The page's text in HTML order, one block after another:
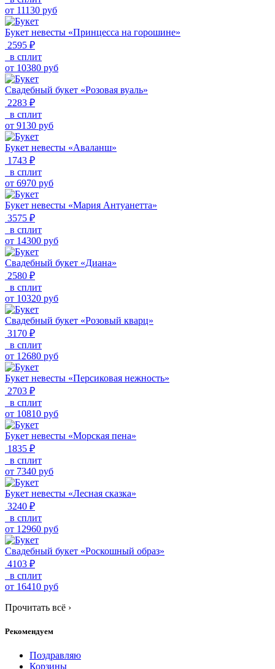
от 11130 руб
Букет невесты «Принцесса на горошине»
2595 ₽
в сплит
от 10380 руб
Свадебный букет «Розовая вуаль»
2283 ₽
в сплит
от 9130 руб
Букет невесты «Аваланш»
1743 ₽
в сплит
от 6970 руб
Букет невесты «Мария Антуанетта»
3575 ₽
в сплит
от 14300 руб
Свадебный букет «Диана»
2580 ₽
в сплит
от 10320 руб
Свадебный букет «Розовый кварц»
3170 ₽
в сплит
от 12680 руб
Букет невесты «Персиковая нежность»
2703 ₽
в сплит
от 10810 руб
Букет невесты «Морская пена»
1835 ₽
в сплит
от 7340 руб
Букет невесты «Лесная сказка»
3240 ₽
в сплит
от 12960 руб
Свадебный букет «Роскошный образ»
4103 ₽
в сплит
от 16410 руб
Прочитать всё ›
Рекомендуем
Поздравляю
Корзины